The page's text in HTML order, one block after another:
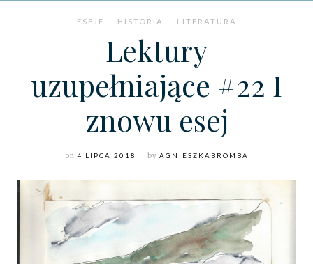
ESEJE HISTORIA LITERATURA
Lektury
uzupełniające #22 I
znowu esej
on 4 LIPCA 2018 by AGNIESZKABROMBA